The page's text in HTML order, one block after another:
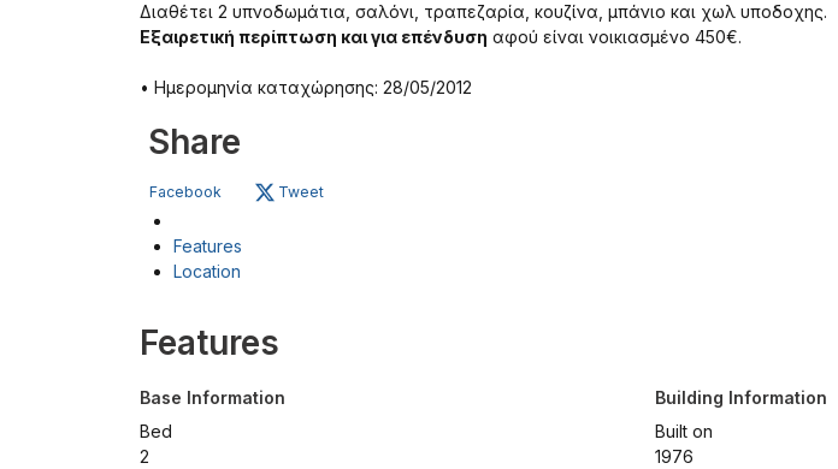
Διαθέτει 2 υπνοδωμάτια, σαλόνι, τραπεζαρία, κουζίνα, μπάνιο και χωλ υποδοχης.
Εξαιρετική περίπτωση και για επένδυση αφού είναι νοικιασμένο 450€.
• Ημερομηνία καταχώρησης: 28/05/2012
Share
Facebook Tweet
Features
Location
Features
Base Information
Bed
2
Building Information
Built on
1976